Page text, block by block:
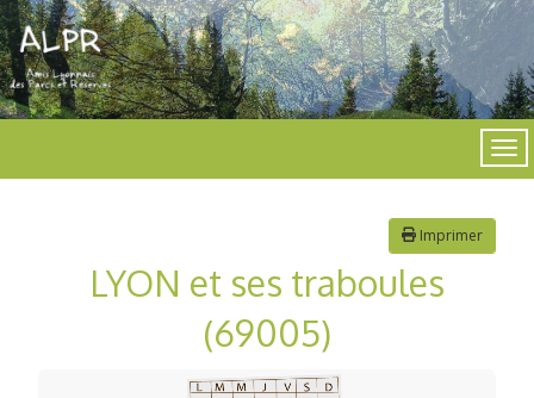
Imprimer
LYON et ses traboules
(69005)